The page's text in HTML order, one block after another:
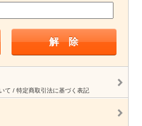
て / 特定商取引法に基づく表記